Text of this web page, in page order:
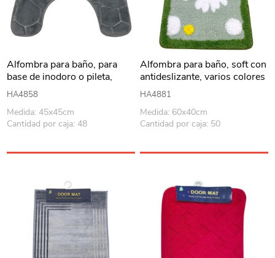
Alfombra para baño, para
base de inodoro o pileta,
varios colores
HA4858
Medida: 45x45cm
Cantidad por caja: 48
Alfombra para baño, soft con
antideslizante, varios colores
HA4881
Medida: 60x40cm
Cantidad por caja: 50